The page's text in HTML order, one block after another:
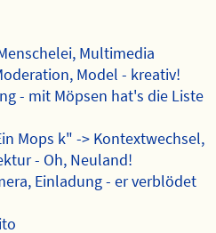
Multimedia
Model - kreativ!
- mit Möpsen hat's die Liste
Mops k" -> Kontextwechsel,
- Oh, Neuland!
Einladung - er verblödet